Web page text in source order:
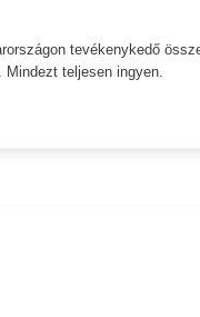
tevékenykedő
Mindezt teljesen ingyen.